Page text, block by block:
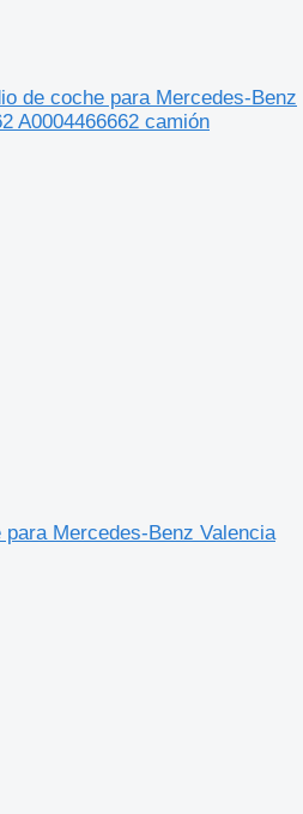
de coche para Mercedes-Benz
A0004466662 camión
para Mercedes-Benz Valencia